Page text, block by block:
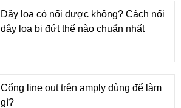
Dây loa có nối được không? Cách nối
dây loa bị đứt thế nào chuẩn nhất
Cổng line out trên amply dùng để làm
gì?